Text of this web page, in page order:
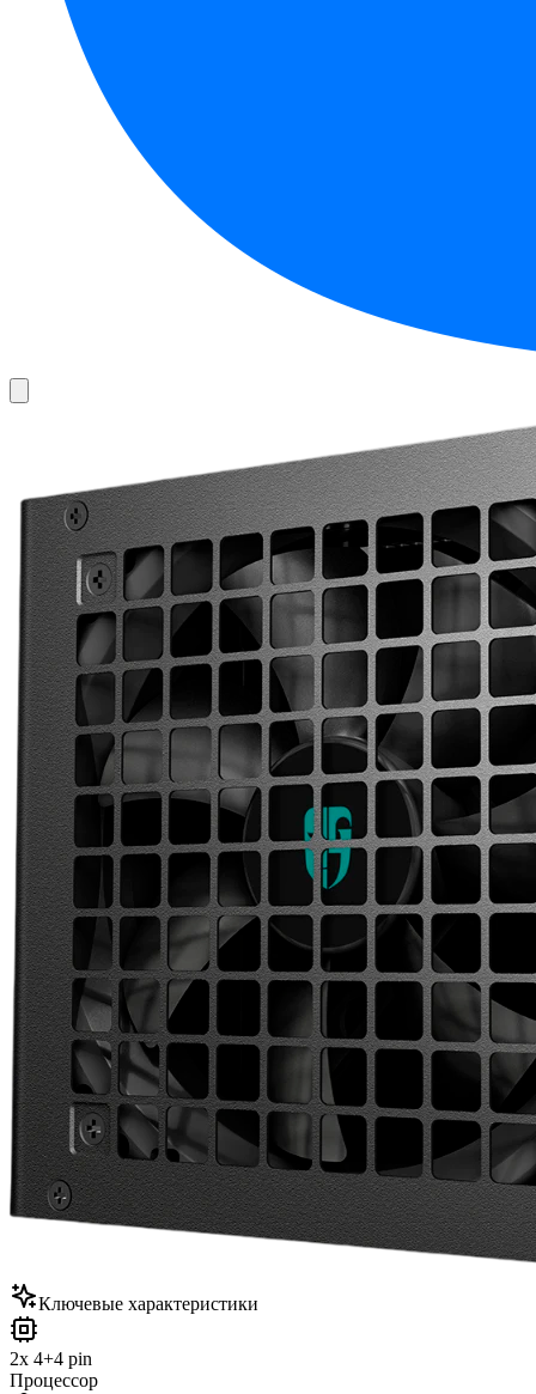
Ключевые характеристики
2x 4+4 pin
Процессор